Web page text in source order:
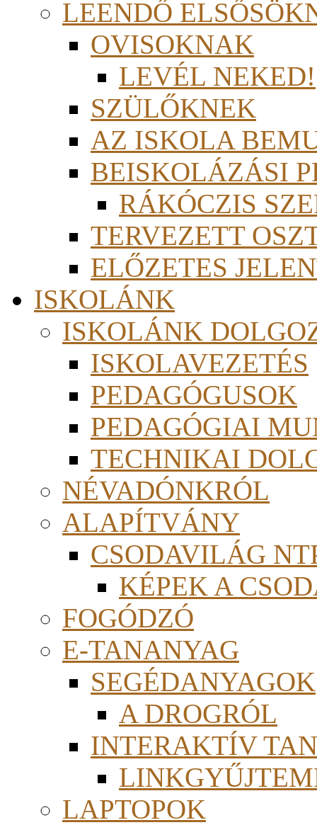
LEENDŐ
OVISOKNAK
LEVÉL NEKED!
SZÜLŐKNEK
AZ ISKOLA
BEISKOLÁZÁSI
RÁKÓCZIS
TERVEZETT
ELŐZETES
ISKOLÁNK
ISKOLÁNK
ISKOLAVEZETÉS
PEDAGÓGUSOK
PEDAGÓGIAI
TECHNIKAI
NÉVADÓNKRÓL
ALAPÍTVÁNY
CSODAVILÁG
KÉPEK A
FOGÓDZÓ
E-TANANYAG
SEGÉDANYAGOK
A DROGRÓL
INTERAKTÍV
LAPTOPOK